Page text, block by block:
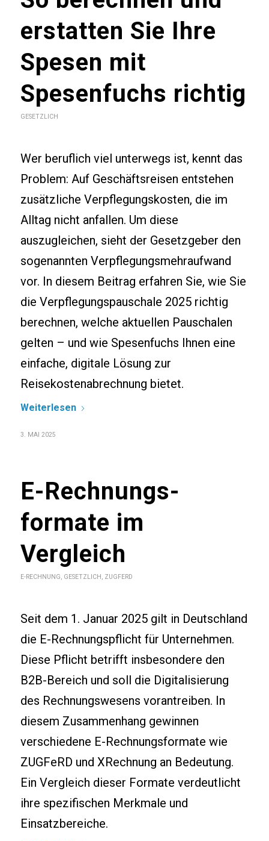
erstatten Sie Ihre
Spesen mit
Spesenfuchs richtig
GESETZLICH
Wer beruflich viel unterwegs ist, kennt das
Problem: Auf Geschäftsreisen entstehen
zusätzliche Verpflegungskosten, die im
Alltag nicht anfallen. Um diese
auszugleichen, sieht der Gesetzgeber den
sogenannten Verpflegungsmehraufwand
vor. In diesem Beitrag erfahren Sie, wie Sie
die Verpflegungspauschale 2025 richtig
berechnen, welche aktuellen Pauschalen
gelten – und wie Spesenfuchs Ihnen eine
einfache, digitale Lösung zur
Reisekostenabrechnung bietet.
Weiterlesen
3. MAI 2025
E-Rechnungs­
formate im
Vergleich
E-RECHNUNG, GESETZLICH, ZUGFERD
Seit dem 1. Januar 2025 gilt in Deutschland
die E-Rechnungspflicht für Unternehmen.
Diese Pflicht betrifft insbesondere den
B2B-Bereich und soll die Digitalisierung
des Rechnungswesens vorantreiben. In
diesem Zusammenhang gewinnen
verschiedene E-Rechnungsformate wie
ZUGFeRD und XRechnung an Bedeutung.
Ein Vergleich dieser Formate verdeutlicht
ihre spezifischen Merkmale und
Einsatzbereiche.